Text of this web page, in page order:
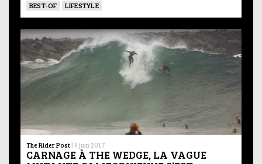
BEST-OF LIFESTYLE
The Rider Post | 9 juin 2017
CARNAGE À THE WEDGE, LA VAGUE